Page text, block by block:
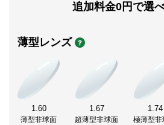
追加料金0円で選
薄型レンズ
1.60
薄型非球面
1.67
超薄型非球面
1.74
極薄型非